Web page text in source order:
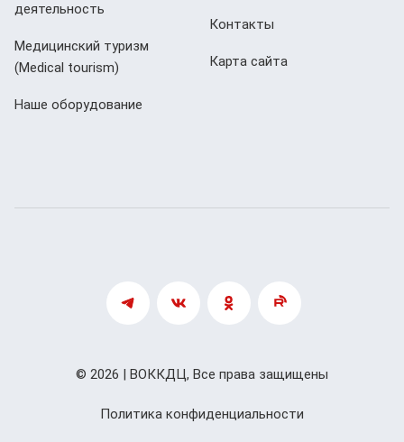
деятельность
Медицинский туризм
(Мedical tourism)
Наше оборудование
Контакты
Карта сайта
Политика конфиденциальности
© 2026 | ВОККДЦ, Все права защищены